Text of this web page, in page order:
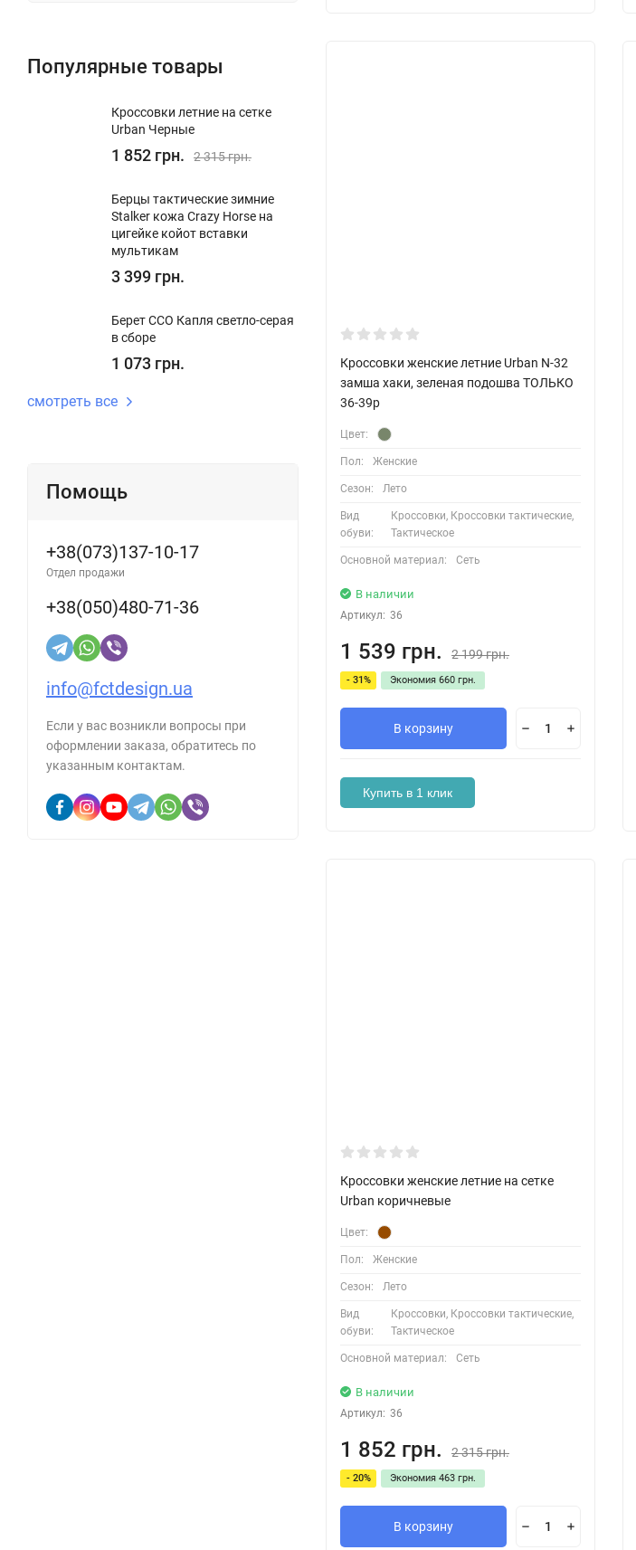
Популярные товары
Кроссовки летние на сетке
Urban Черные
1 852 грн. 2 315 грн.
Берцы тактические зимние
Stalker кожа Crazy Horse на
цигейке койот вставки
мультикам
3 399 грн.
Берет ССО Капля светло-серая
в сборе
1 073 грн.
смотреть все
Помощь
+38(073)137-10-17
Отдел продажи
+38(050)480-71-36
info@fctdesign.ua
Если у вас возникли вопросы при
оформлении заказа, обратитесь по
указанным контактам.
Кроссовки женские летние Urban N-32
замша хаки, зеленая подошва ТОЛЬКО
36-39р
Цвет:
Пол: Женские
Сезон: Лето
Вид
обуви:
Кроссовки, Кроссовки тактические,
Тактическое
Основной материал: Сеть
В наличии
Артикул: 36
1 539 грн. 2 199 грн.
- 31% Экономия 660 грн.
В корзину
Купить в 1 клик
Кроссовки женские летние на сетке
Urban коричневые
Цвет:
Пол: Женские
Сезон: Лето
Вид
обуви:
Кроссовки, Кроссовки тактические,
Тактическое
Основной материал: Сеть
В наличии
Артикул: 36
1 852 грн. 2 315 грн.
- 20% Экономия 463 грн.
В корзину